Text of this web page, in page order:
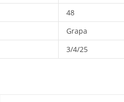
48
Grapa
3/4/25